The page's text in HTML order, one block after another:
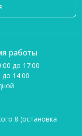
работы
до 17:00
до 14:00
8 (остановка